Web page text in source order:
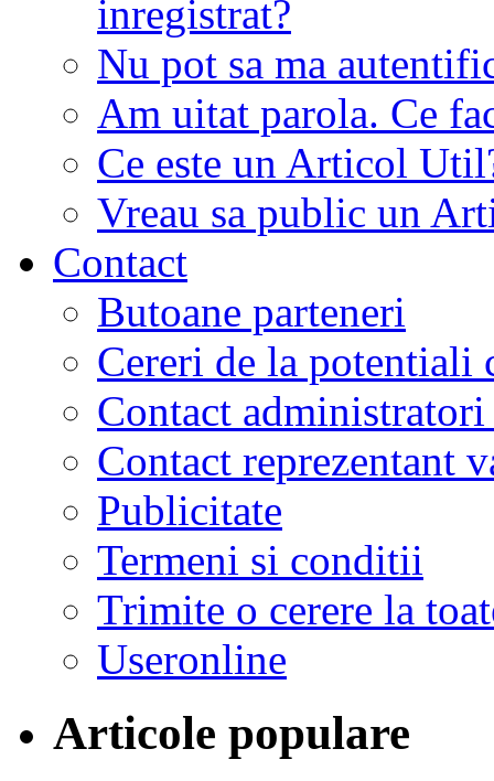
inregistrat?
Nu pot sa ma
Am uitat parola. Ce
Ce este un Articol
Vreau sa public un
Contact
Butoane parteneri
Cereri de la potentiali
Contact
Contact reprezentant
Publicitate
Termeni si conditii
Trimite o cerere la
Useronline
Articole populare